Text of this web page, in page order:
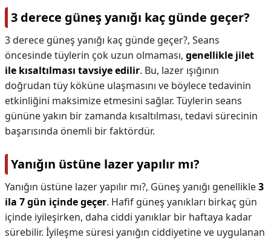
3 derece güneş yanığı kaç günde geçer?
3 derece güneş yanığı kaç günde geçer?, Seans
öncesinde tüylerin çok uzun olmaması, genellikle jilet
ile kısaltılması tavsiye edilir. Bu, lazer ışığının
doğrudan tüy köküne ulaşmasını ve böylece tedavinin
etkinliğini maksimize etmesini sağlar. Tüylerin seans
gününe yakın bir zamanda kısaltılması, tedavi sürecinin
başarısında önemli bir faktördür.
Yanığın üstüne lazer yapılır mı?
Yanığın üstüne lazer yapılır mı?, Güneş yanığı genellikle3
ila 7 gün içinde geçer. Hafif güneş yanıkları birkaç gün
içinde iyileşirken, daha ciddi yanıklar bir haftaya kadar
sürebilir. İyileşme süresi yanığın ciddiyetine ve uygulanan